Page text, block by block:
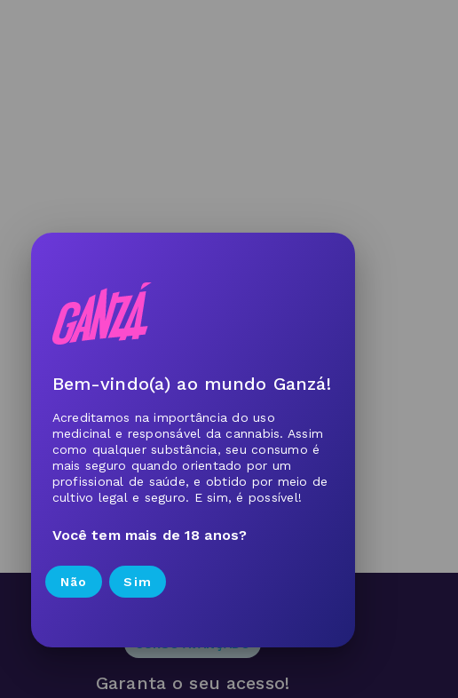
Garanta o seu acesso!
Bem-vindo(a) ao mundo Ganzá!
Acreditamos na importância do uso
medicinal e responsável da cannabis. Assim
como qualquer substância, seu consumo é
mais seguro quando orientado por um
profissional de saúde, e obtido por meio de
cultivo legal e seguro. E sim, é possível!
Você tem mais de 18 anos?
Não Sim